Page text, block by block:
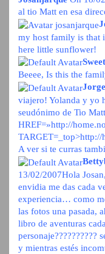
al tio Matt en esa
my host family is that
here little sunflower!
Beeee, Is this the
viajero! Yolanda y yo
seudónimo de Tio
HREF=»http://
A ver si te curras
13/02/2007Hola
envidia me das cada
experiencia… como
las fotos una pasada,
libro de aventuras
personaje??????????
y mientras estés